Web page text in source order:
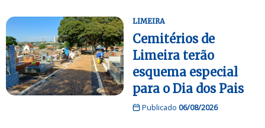
LIMEIRA
Cemitérios de
Limeira terão
esquema especial
para o Dia dos Pais
Publicado 06/08/2026